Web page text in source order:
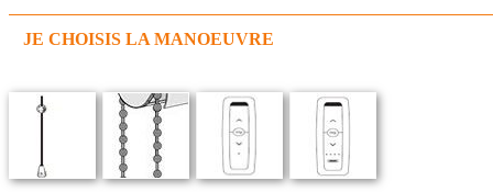
JE CHOISIS LA MANOEUVRE